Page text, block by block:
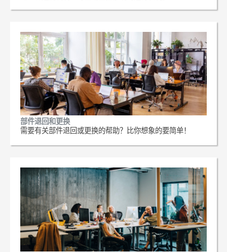
部件退回和更换
需要有关部件退回或更换的帮助？比你想象的要简单！